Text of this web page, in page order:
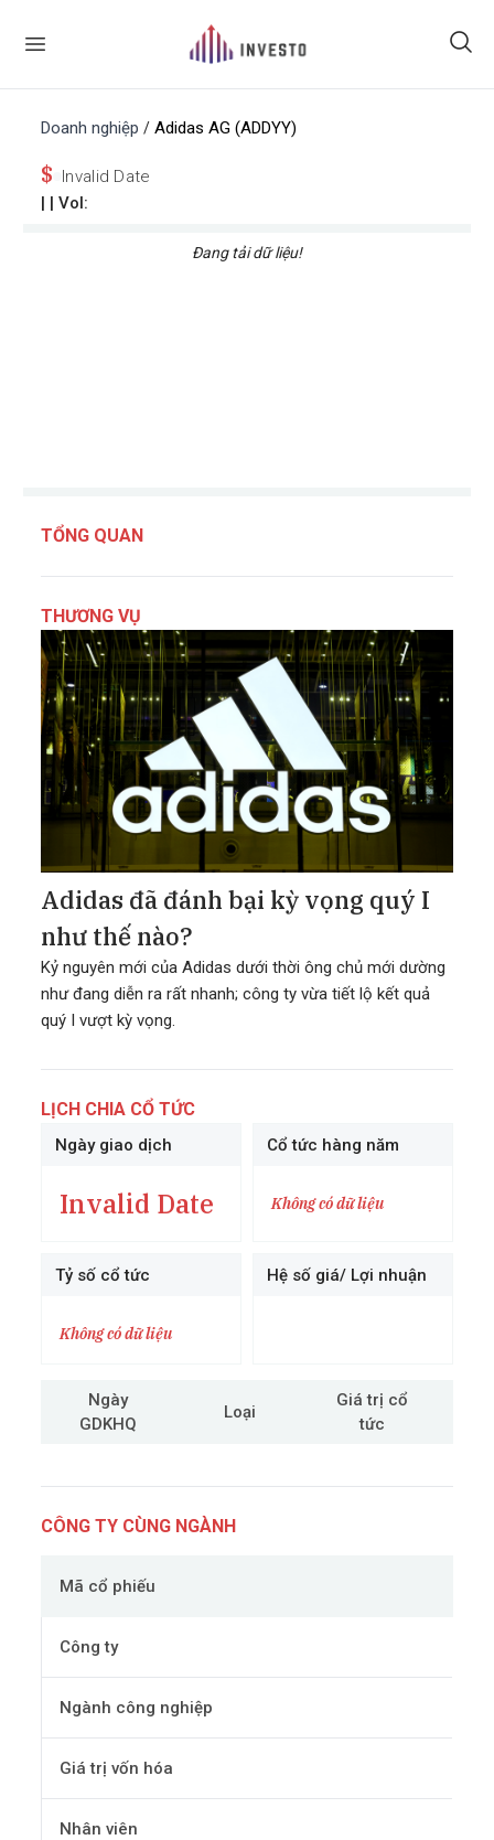
Doanh nghiệp / Adidas AG (ADDYY)
$ Invalid Date
| | Vol:
Đang tải dữ liệu!
TỔNG QUAN
THƯƠNG VỤ
Adidas đã đánh bại kỳ vọng quý I
như thế nào?
Kỷ nguyên mới của Adidas dưới thời ông chủ mới dường
như đang diễn ra rất nhanh; công ty vừa tiết lộ kết quả
quý I vượt kỳ vọng.
LỊCH CHIA CỔ TỨC
Ngày giao dịch
Invalid Date
Cổ tức hàng năm
Không có dữ liệu
Tỷ số cổ tức
Không có dữ liệu
Hệ số giá/ Lợi nhuận
Ngày
GDKHQ
Loại
Giá trị cổ
tức
CÔNG TY CÙNG NGÀNH
Mã cổ phiếu
Công ty
Ngành công nghiệp
Giá trị vốn hóa
Nhân viên